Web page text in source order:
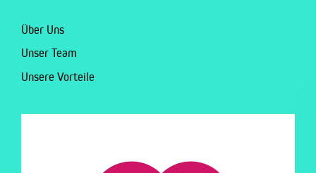
Über Uns
Unser Team
Unsere Vorteile